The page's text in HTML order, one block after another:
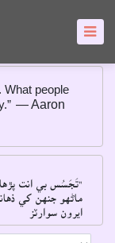
What people
― Aaron
"تَجَسُس بي انت
ماڻهو جنهن کي
ايرون سوارٽز